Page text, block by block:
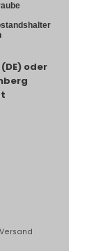
oder
Versand